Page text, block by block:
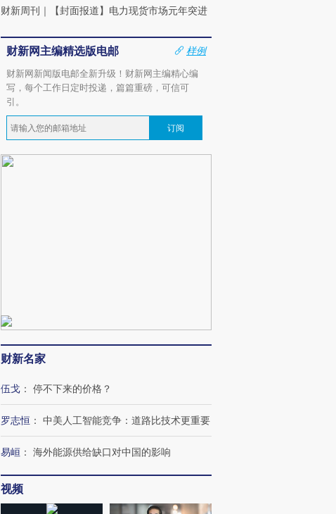
财新周刊 ｜ 【封面报道】电力现货市场元年突进
财新网主编精选版电邮
样例
财新网新闻版电邮全新升级！财新网主编精心编
写，每个工作日定时投递，篇篇重磅，可信可
引。
订阅
财新名家
伍戈 ： 停不下来的价格？
罗志恒 ： 中美人工智能竞争：道路比技术更重要
易峘 ： 海外能源供给缺口对中国的影响
视频